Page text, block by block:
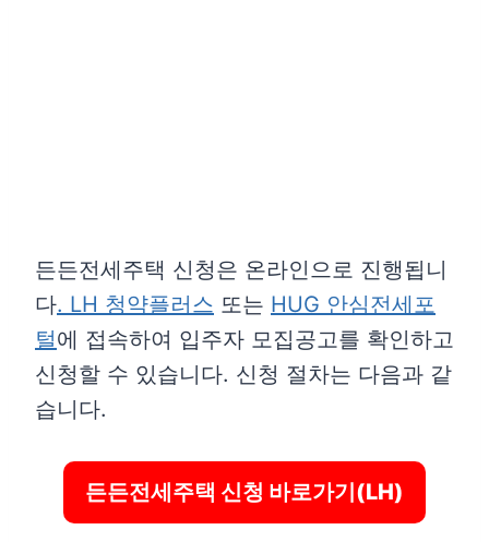
든든전세주택 신청은 온라인으로 진행됩니
다. LH 청약플러스 또는 HUG 안심전세포
털에 접속하여 입주자 모집공고를 확인하고
신청할 수 있습니다. 신청 절차는 다음과 같
습니다.
든든전세주택 신청 바로가기(LH)